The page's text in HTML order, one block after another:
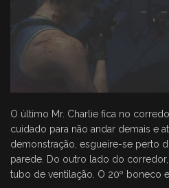
O último Mr. Charlie fica no
cuidado para não andar demais e
demonstração, esgueire-se perto
parede. Do outro lado do
tubo de ventilação. O 20º boneco